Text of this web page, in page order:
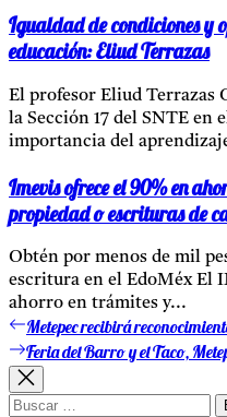
Igualdad de condiciones y
educación: Eliud Terrazas
El profesor Eliud Terrazas
la Sección 17 del SNTE en
importancia del
Imevis ofrece el 90% en
propiedad o escrituras de
Obtén por menos de mil
escritura en el EdoMéx El
ahorro en trámites y...
Navegación
de
entradas
Entrada
anterior:
Metepec recibirá
Entrada
siguiente:
Feria del Barro y el Taco,
Buscar: